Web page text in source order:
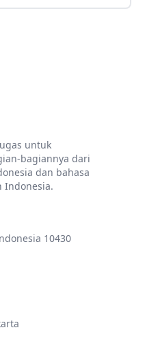
untuk
bagiannya dari
dan bahasa
Indonesia.
10430